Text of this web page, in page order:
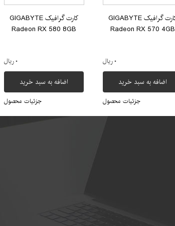
کارت گرافیک GIGABYTE
Radeon RX 570 4GB
۰ ریال
اضافه به سبد خرید
جزئیات محصول
کارت گرافیک GIGABYTE
Radeon RX 580 8GB
۰ ریال
اضافه به سبد خرید
جزئیات محصول